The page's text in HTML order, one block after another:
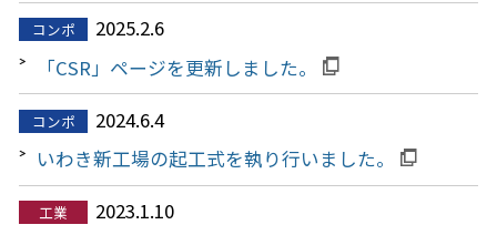
コンポ
2025.2.6
「CSR」ページを更新しました。
コンポ
2024.6.4
いわき新工場の起工式を執り行いました。
工業
2023.1.10